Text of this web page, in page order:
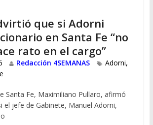
que si Adorni
en Santa Fe “no
rato en el cargo”
Redacción 4SEMANAS Adorni,
Santa Fe, Maximiliano Pullaro, afirmó
el jefe de Gabinete, Manuel Adorni,